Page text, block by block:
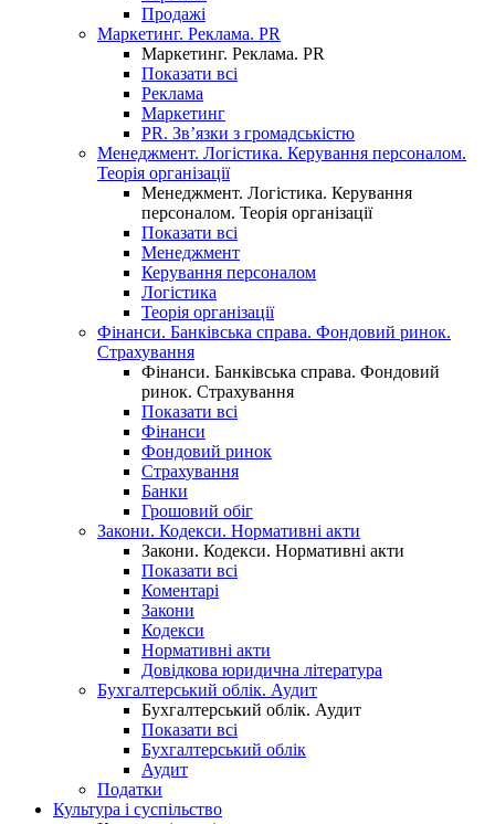
Продажі
Маркетинг. Реклама. PR
Маркетинг. Реклама. PR
Показати всі
Реклама
Маркетинг
PR. Зв’язки з громадськістю
Менеджмент. Логістика. Керування персоналом.
Теорія організації
Менеджмент. Логістика. Керування
персоналом. Теорія організації
Показати всі
Менеджмент
Керування персоналом
Логістика
Теорія організації
Фінанси. Банківська справа. Фондовий ринок.
Страхування
Фінанси. Банківська справа. Фондовий
ринок. Страхування
Показати всі
Фінанси
Фондовий ринок
Страхування
Банки
Грошовий обіг
Закони. Кодекси. Нормативні акти
Закони. Кодекси. Нормативні акти
Показати всі
Коментарі
Закони
Кодекси
Нормативні акти
Довідкова юридична література
Бухгалтерський облік. Аудит
Бухгалтерський облік. Аудит
Показати всі
Бухгалтерський облік
Аудит
Податки
Культура і суспільство